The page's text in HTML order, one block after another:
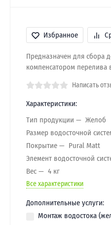
Избранное
Предназначен для сбора
компенсатором перелива
Написать
Характеристики:
Тип продукции
Желоб
Размер водосточной
Покрытие
Pural Matt
Элемент водосточной
Вес
4 кг
Все характеристики
Дополнительные услуги:
Монтаж водостока